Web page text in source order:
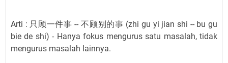
Arti : 只顾一件事 -- 不顾别的事 (zhi gu yi jian shi -- bu gu
bie de shi) - Hanya fokus mengurus satu masalah, tidak
mengurus masalah lainnya.